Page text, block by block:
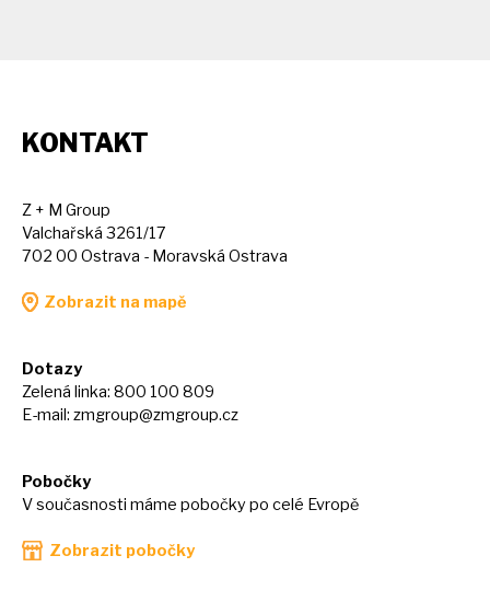
KONTAKT
Z + M Group
Valchařská 3261/17
702 00 Ostrava - Moravská Ostrava
Zobrazit na mapě
Dotazy
Zelená linka: 800 100 809
E-mail: zmgroup@zmgroup.cz
Pobočky
V současnosti máme pobočky po celé Evropě
Zobrazit pobočky